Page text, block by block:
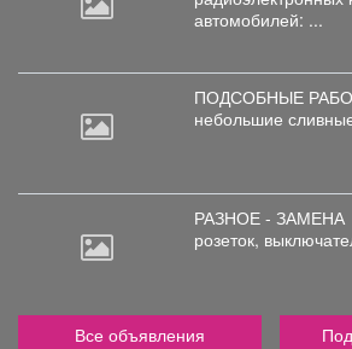
автомобилей: ...
ПОДСОБНЫЕ
небольшие
РАЗНОЕ - ЗАМЕНА
розеток,
Все объявления